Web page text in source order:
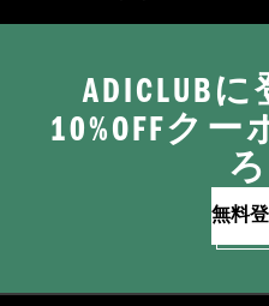
ADICLUB
10%OFFク
無料